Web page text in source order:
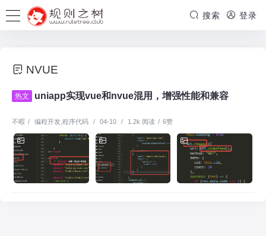
搜索 登录
NVUE
热文 uniapp实现vue和nvue混用，增强性能和兼容
不暇 / 编程开发 程序代码 / 04-10 / 1.2k 阅读 / 6赞